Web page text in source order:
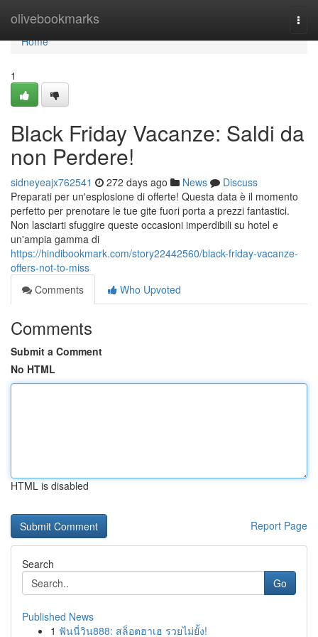
olivebookmarks
Home
Home
1
Black Friday Vacanze: Saldi da
non Perdere!
sidneyeajx762541 272 days ago News
Discuss
Preparati per un'esplosione di offerte! Questa data è il momento
perfetto per prenotare le tue gite fuori porta a prezzi fantastici.
Non lasciarti sfuggire queste occasioni imperdibili su hotel e
un'ampia gamma di
https://hindibookmark.com/story22442560/black-friday-vacanze-
offers-not-to-miss
Comments
Who Upvoted
Comments
Submit a Comment
No HTML
HTML is disabled
Report Page
Search
Go
Published News
1 ฟันนี่วิน888: สล็อตฮาเฮ รวยไม่ยั้ง!